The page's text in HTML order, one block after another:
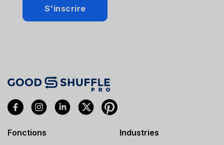
S'inscrire
Fonctions Industries